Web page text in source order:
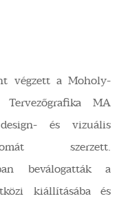
végzett a Moholy-
MA
és vizuális
szerzett.
beválogatták a
kiállításába és